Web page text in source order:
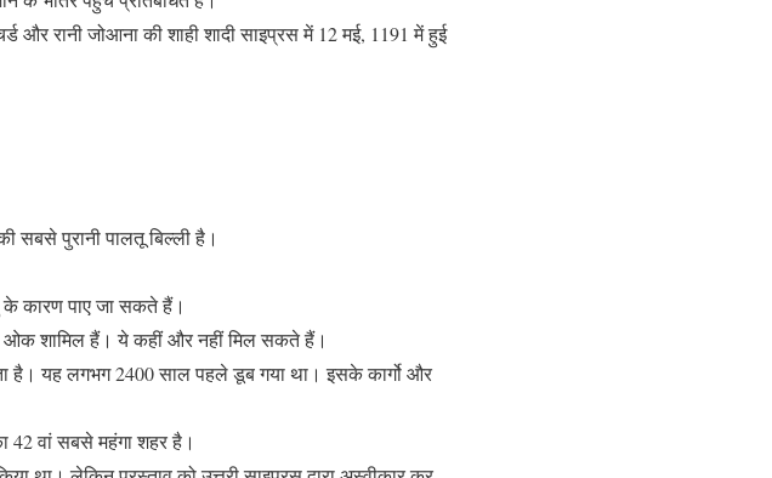
और रानी जोआना की शाही शादी साइप्रस में 12 मई, 1191 में हुई
सबसे पुरानी पालतू बिल्ली है।
कारण पाए जा सकते हैं।
ओक शामिल हैं। ये कहीं और नहीं मिल सकते हैं।
है। यह लगभग 2400 साल पहले डूब गया था। इसके कार्गो और
42 वां सबसे महंगा शहर है।